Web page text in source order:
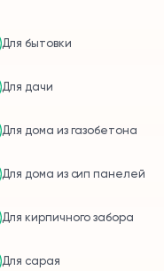
Для бытовки
Для дачи
Для дома из газобетона
Для дома из сип панелей
Для кирпичного забора
Для сарая